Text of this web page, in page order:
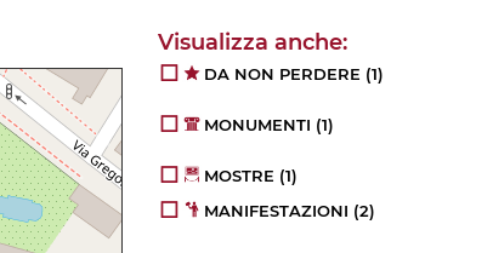
DA NON PERDERE (1)
MONUMENTI (1)
MOSTRE (1)
MANIFESTAZIONI (2)